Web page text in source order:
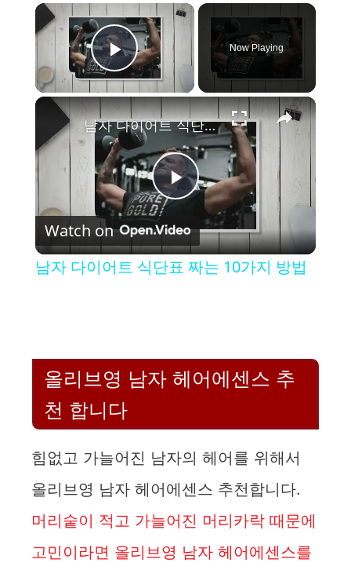
×
Play Video
Now Playing
×
P
l
V
i
d
e
남자 다이어트 식단표 짜는 10가지 방법
Watch on
남자 다이어트 식단표 짜는 10가지 방법
올리브영 남자 헤어에센스 추
천 합니다
힘없고 가늘어진 남자의 헤어를 위해서
올리브영 남자 헤어에센스 추천합니다.
머리숱이 적고 가늘어진 머리카락 때문에
고민이라면 올리브영 남자 헤어에센스를